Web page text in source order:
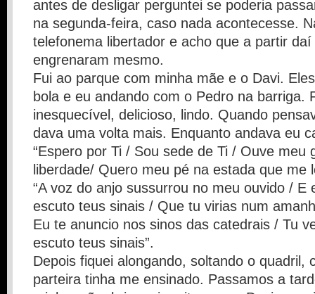
antes de desligar perguntei se poderia
na segunda-feira, caso nada acontecesse.
telefonema libertador e acho que a partir
engrenaram mesmo.
Fui ao parque com minha mãe e o Davi.
bola e eu andando com o Pedro na barriga.
inesquecível, delicioso, lindo. Quando
dava uma volta mais. Enquanto andava eu
“Espero por Ti / Sou sede de Ti / Ouve meu
liberdade/ Quero meu pé na estada que me
“A voz do anjo sussurrou no meu ouvido / E
escuto teus sinais / Que tu virias num
Eu te anuncio nos sinos das catedrais / Tu
escuto teus sinais”.
Depois fiquei alongando, soltando o quadril,
parteira tinha me ensinado. Passamos a